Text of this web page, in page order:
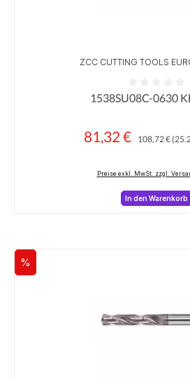
ZCC CUTTING TOOLS
Durchschnittliche Bewertung
1538SU08C-0630
Verkaufspreis:
81,32 € 108,72 €
Preise exkl. MwSt. zzgl.
In den Warenkorb
Rabatt
%